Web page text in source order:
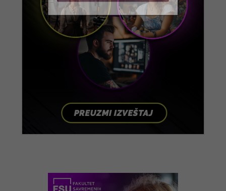
PREUZMI KNJIGU